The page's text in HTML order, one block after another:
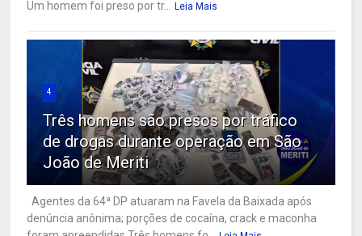
Um homem foi preso por tr... Leia Mais
4
Três homens são presos por tráfico
de drogas durante operação em São
João de Meriti
Agentes da 64ª DP atuaram na Favela da Baixada após
denúncia anônima; porções de cocaína, crack e maconha